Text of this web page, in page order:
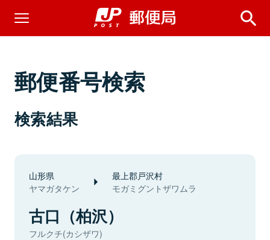
郵便番号検索
検索結果
山形県
ヤマガタケン
最上郡戸沢村
モガミグントザワムラ
古口（柏沢）
フルクチ(カシザワ)